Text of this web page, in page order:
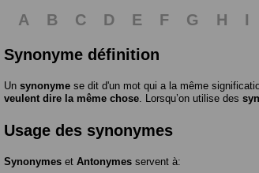
A B C D E F G H I
Synonyme définition
Un synonyme se dit d'un mot qui a la même
veulent dire la même chose . Lorsqu’on utilise des
Usage des synonymes
Synonymes et Antonymes servent à: